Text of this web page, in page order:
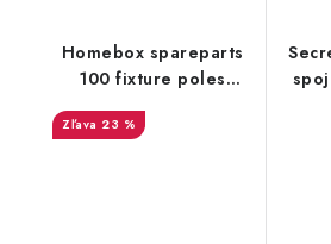
Homebox spareparts
100 fixture poles
Fixture poles HB L
23 %